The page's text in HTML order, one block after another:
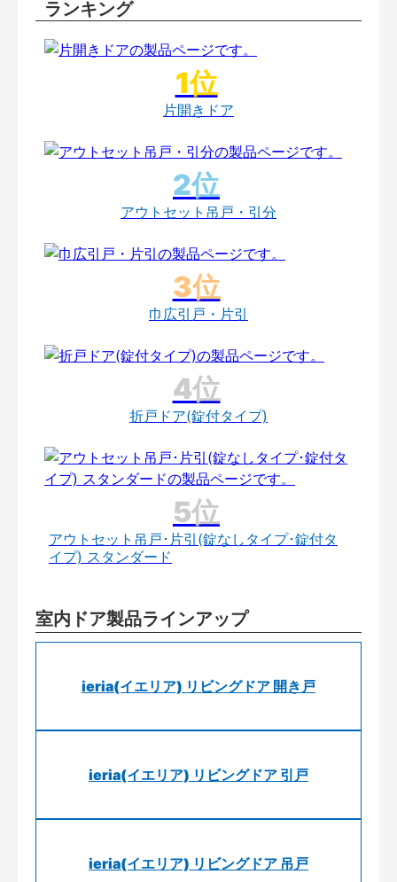
ランキング
片開きドア
アウトセット吊戸・引分
巾広引戸・片引
折戸ドア(錠付タイプ)
アウトセット吊戸･片引(錠なしタイプ･錠付タ
イプ) スタンダード
室内ドア製品ラインアップ
ieria(イエリア) リビングドア 開き戸
ieria(イエリア) リビングドア 引戸
ieria(イエリア) リビングドア 吊戸